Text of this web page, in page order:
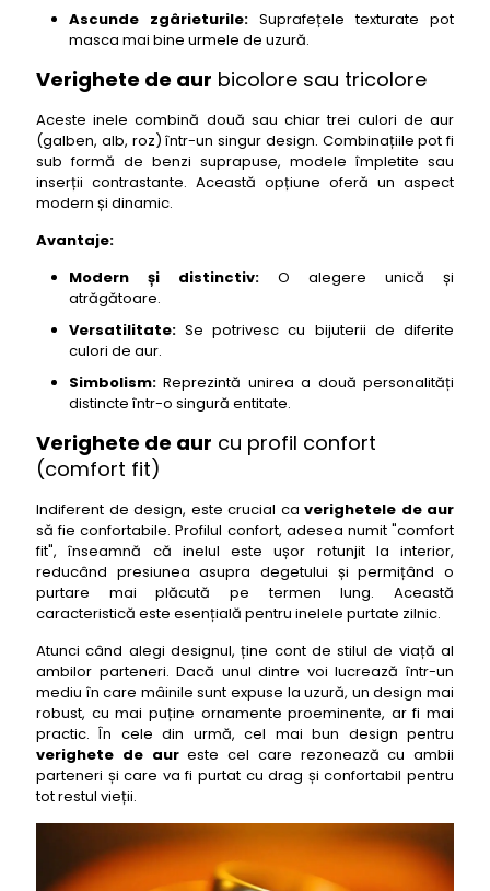
Ascunde zgârieturile: Suprafețele texturate pot
masca mai bine urmele de uzură.
Verighete de aur bicolore sau tricolore
Aceste inele combină două sau chiar trei culori de aur
(galben, alb, roz) într-un singur design. Combinațiile pot fi
sub formă de benzi suprapuse, modele împletite sau
inserții contrastante. Această opțiune oferă un aspect
modern și dinamic.
Avantaje:
Modern și distinctiv: O alegere unică și
atrăgătoare.
Versatilitate: Se potrivesc cu bijuterii de diferite
culori de aur.
Simbolism: Reprezintă unirea a două personalități
distincte într-o singură entitate.
Verighete de aur cu profil confort
(comfort fit)
Indiferent de design, este crucial ca verighetele de aur
să fie confortabile. Profilul confort, adesea numit "comfort
fit", înseamnă că inelul este ușor rotunjit la interior,
reducând presiunea asupra degetului și permițând o
purtare mai plăcută pe termen lung. Această
caracteristică este esențială pentru inelele purtate zilnic.
Atunci când alegi designul, ține cont de stilul de viață al
ambilor parteneri. Dacă unul dintre voi lucrează într-un
mediu în care mâinile sunt expuse la uzură, un design mai
robust, cu mai puține ornamente proeminente, ar fi mai
practic. În cele din urmă, cel mai bun design pentru
verighete de aureste cel care rezonează cu ambii
parteneri și care va fi purtat cu drag și confortabil pentru
tot restul vieții.